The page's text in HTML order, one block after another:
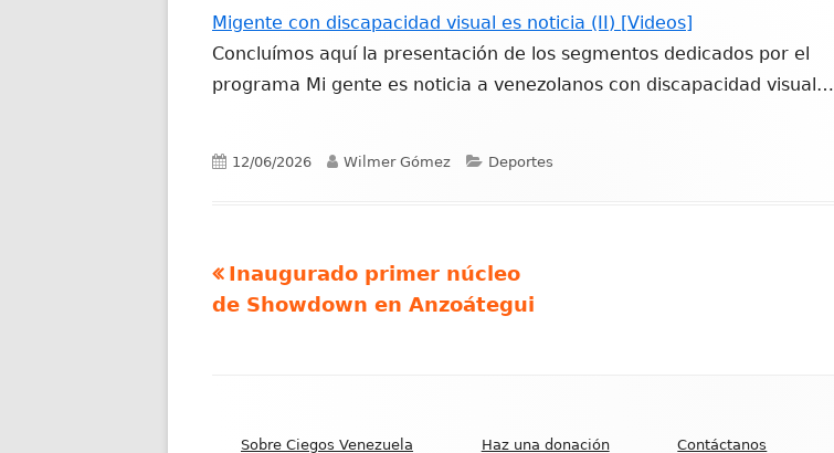
Migente con discapacidad visual es noticia (II) [Videos]
Concluímos aquí la presentación de los segmentos dedicados por el
programa Mi gente es noticia a venezolanos con discapacidad visual…
Publicado
12/06/2026 Autor
Wilmer Gómez Categorías
Deportes
Navegación
Artículo
anterior
Inaugurado primer núcleo
de Showdown en Anzoátegui
Sobre Ciegos Venezuela Haz una donación Contáctanos